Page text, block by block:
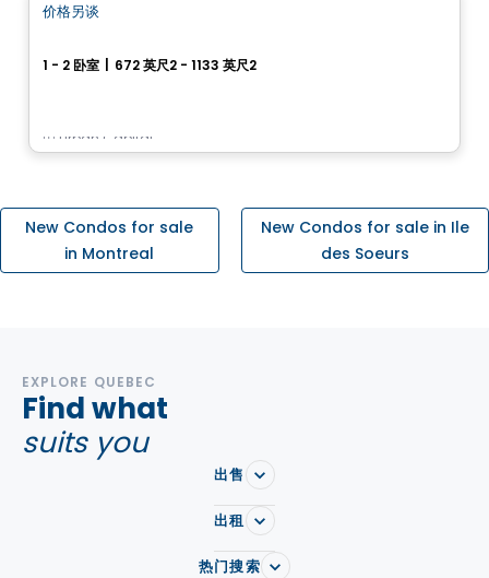
价格另谈
1 - 2 卧室 672 英尺2 - 1133 英尺2
由 Urban Capital
New Condos for sale
in Montreal
New Condos for sale in Ile
des Soeurs
EXPLORE QUEBEC
Find what
suits you
出售
出租
热门搜索